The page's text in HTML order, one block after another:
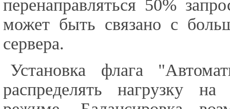
перенаправляться 50%
может быть связано с
сервера.
Установка флага
распределять нагрузку